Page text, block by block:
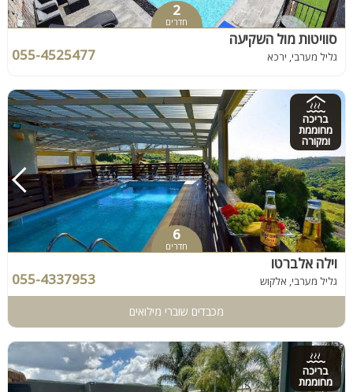
2
חדרים
סוויטות מול השקיעה
גליל מערבי, ירכא 055-4525477
בריכה
מחוממת
ומקורה
6
חדרים
וילה אלברטו
גליל מערבי, אלקוש 055-4337953
מכבדים שוברי מילואים
בריכה
מחוממת